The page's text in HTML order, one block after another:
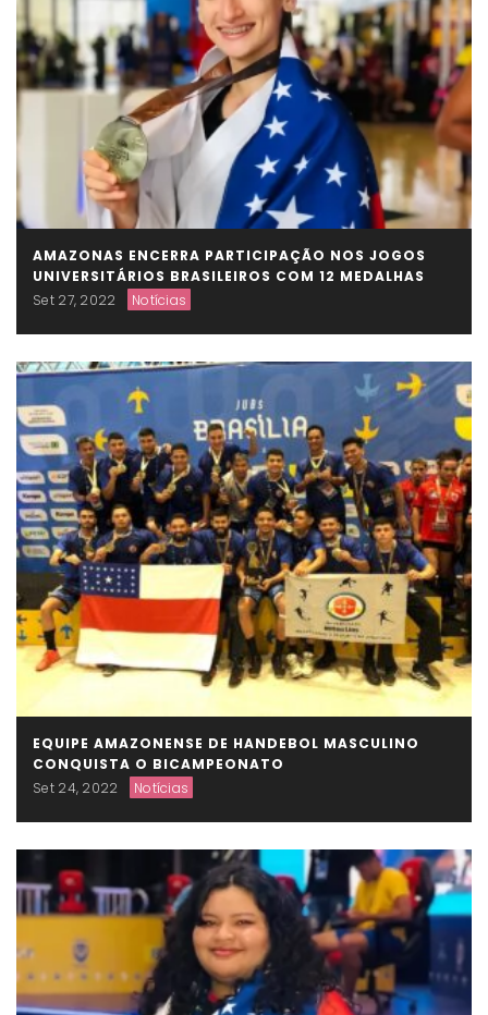
AMAZONAS ENCERRA PARTICIPAÇÃO NOS JOGOS
UNIVERSITÁRIOS BRASILEIROS COM 12 MEDALHAS
Set 27, 2022
Notícias
EQUIPE AMAZONENSE DE HANDEBOL MASCULINO
CONQUISTA O BICAMPEONATO
Set 24, 2022
Notícias